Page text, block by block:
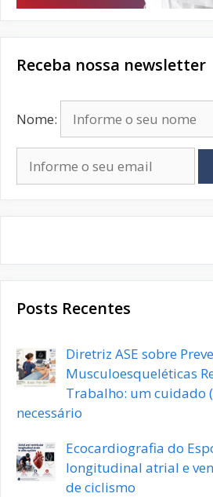
Receba nossa newsletter
Nome:
Posts Recentes
Diretriz ASE sobre
Musculoesqueléticas
Trabalho: um cuidado
necessário
Ecocardiografia do
longitudinal atrial e
de ciclismo